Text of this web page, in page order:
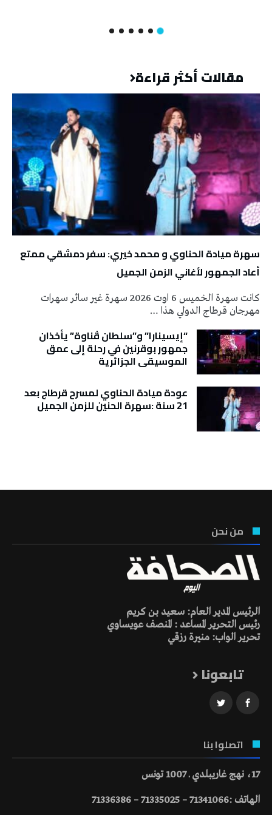
مقالات أكثر قراءة
سهرة ميادة الحناوي و محمد خيري: سفر دمشقي ممتع
أعاد الجمهور لأغاني الزمن الجميل
كانت سهرة الخميس 6 اوت 2026 سهرة غير سائر سهرات
مهرجان قرطاج الدولي هذا …
“إيسينارا” و”سلطان ڤناوة” يأخذان
جمهور بوقرنين في رحلة إلى عمق
الموسيقى الجزائرية
عودة ميادة الحناوي لمسرح قرطاج بعد
21 سنة :سهرة الحنين للزمن الجميل
من نحن
الرئيس المدير العام: سعيد بن كريم
رئيس التحرير المساعد : المنصف عويساوي
تحرير الواب: منيرة رزقي
تابعونا
اتصلوا بنا
17، نهج غاريبلدي ـ 1007 تونس
الهاتف :71341066 – 71335025 – 71336386